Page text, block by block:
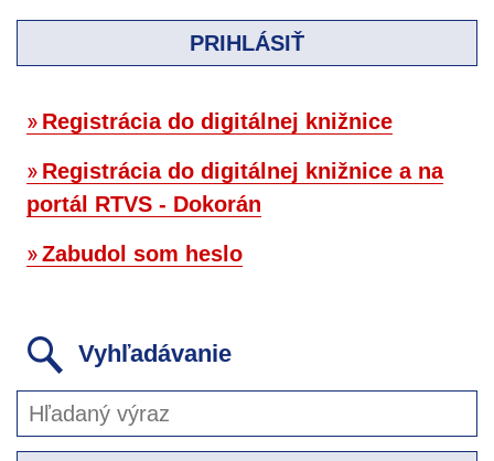
PRIHLÁSIŤ
Registrácia do digitálnej knižnice
Registrácia do digitálnej knižnice a na
portál RTVS - Dokorán
Zabudol som heslo
Vyhľadávanie